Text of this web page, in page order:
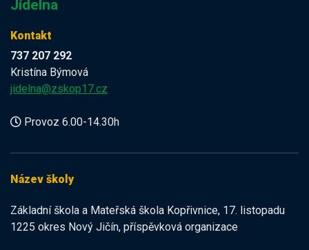
Jídelna
Kontakt
737 207 292
Kristína Býmová
jidelna@zskop17.cz
Provoz 6.00-14.30h
Název školy
Základní škola a Mateřská škola Kopřivnice, 17. listopadu
1225 okres Nový Jičín, příspěvková organizace